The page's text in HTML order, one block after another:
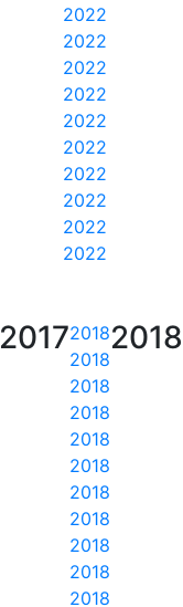
2022
2022
2022
2022
2022
2022
2022
2022
2022
2022
2018
2018
2018
2018
2018
2018
2018
2018
2018
2018
2018
2018
2017